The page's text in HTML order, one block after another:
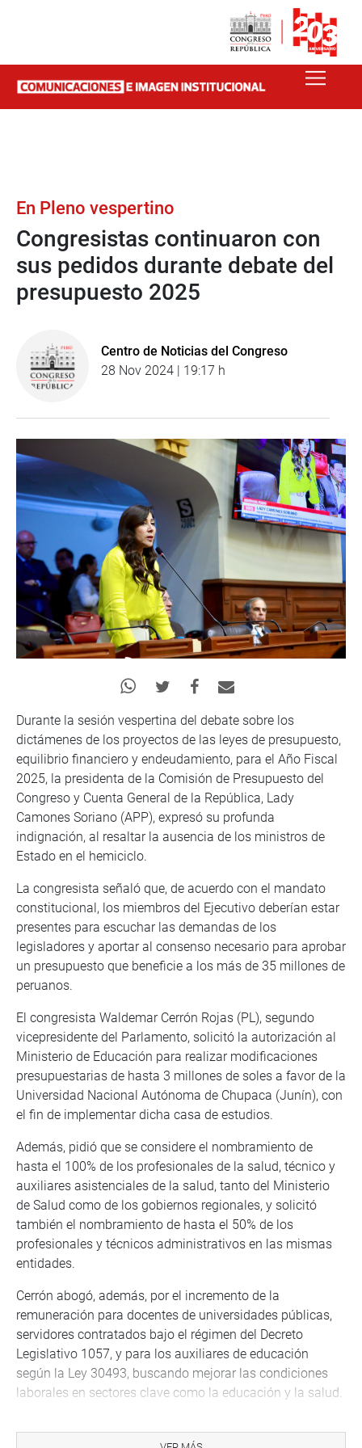
En Pleno vespertino
Congresistas continuaron con
sus pedidos durante debate del
presupuesto 2025
Centro de Noticias del Congreso
28 Nov 2024 | 19:17 h
Durante la sesión vespertina del debate sobre los
dictámenes de los proyectos de las leyes de presupuesto,
equilibrio financiero y endeudamiento, para el Año Fiscal
2025, la presidenta de la Comisión de Presupuesto del
Congreso y Cuenta General de la República, Lady
Camones Soriano (APP), expresó su profunda
indignación, al resaltar la ausencia de los ministros de
Estado en el hemiciclo.
La congresista señaló que, de acuerdo con el mandato
constitucional, los miembros del Ejecutivo deberían estar
presentes para escuchar las demandas de los
legisladores y aportar al consenso necesario para aprobar
un presupuesto que beneficie a los más de 35 millones de
peruanos.
El congresista Waldemar Cerrón Rojas (PL), segundo
vicepresidente del Parlamento, solicitó la autorización al
Ministerio de Educación para realizar modificaciones
presupuestarias de hasta 3 millones de soles a favor de la
Universidad Nacional Autónoma de Chupaca (Junín), con
el fin de implementar dicha casa de estudios.
Además, pidió que se considere el nombramiento de
hasta el 100% de los profesionales de la salud, técnico y
auxiliares asistenciales de la salud, tanto del Ministerio
de Salud como de los gobiernos regionales, y solicitó
también el nombramiento de hasta el 50% de los
profesionales y técnicos administrativos en las mismas
entidades.
Cerrón abogó, además, por el incremento de la
remuneración para docentes de universidades públicas,
servidores contratados bajo el régimen del Decreto
Legislativo 1057, y para los auxiliares de educación
según la Ley 30493, buscando mejorar las condiciones
laborales en sectores clave como la educación y la salud.
destacó la necesidad de modificar el artículo 21 del